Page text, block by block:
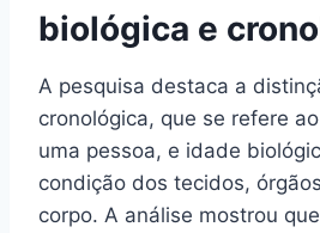
biológica e
A pesquisa destaca a
cronológica, que se refere
uma pessoa, e idade
condição dos tecidos,
corpo. A análise mostrou